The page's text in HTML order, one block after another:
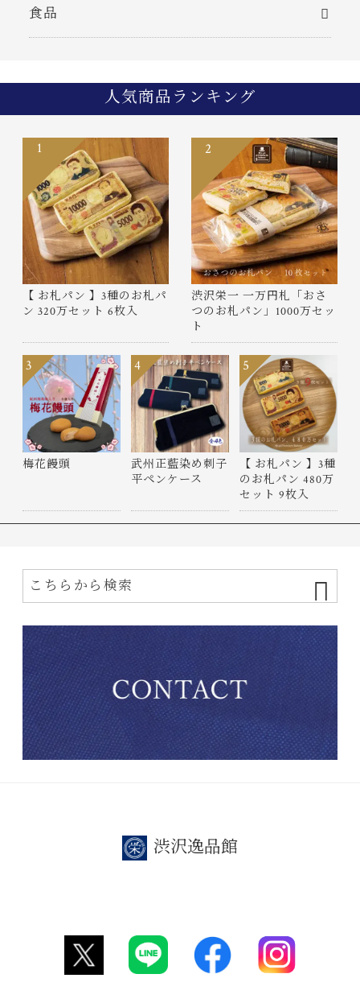
食品
人気商品ランキング
【 お札パン 】3種のお札パ
ン 320万セット 6枚入
1
渋沢栄一 一万円札「おさ
つのお札パン」1000万セッ
ト
2
梅花饅頭
3
武州正藍染め刺子
平ペンケース
4
【 お札パン 】3種
のお札パン 480万
セット 9枚入
5
渋沢逸品館